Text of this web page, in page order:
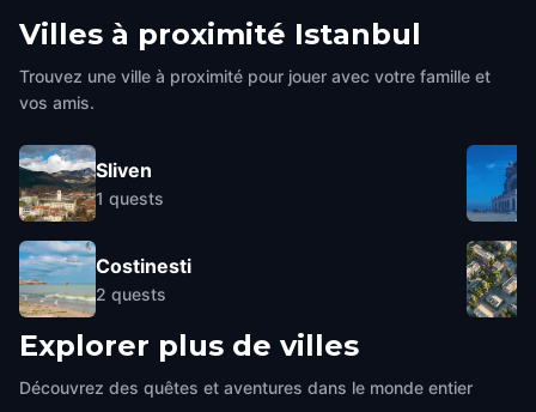
Villes à proximité Istanbul
Trouvez une ville à proximité pour jouer avec votre famille et
vos amis.
Sliven
1 quests
Costinesti
2 quests
Explorer plus de villes
Découvrez des quêtes et aventures dans le monde entier